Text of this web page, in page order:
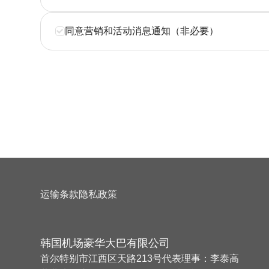
同意营销和活动消息通知（非必要）
运输条款隐私政策
韩国机场豪华大巴有限公司
首尔特别市江西区天路213号代表理事：李泰高